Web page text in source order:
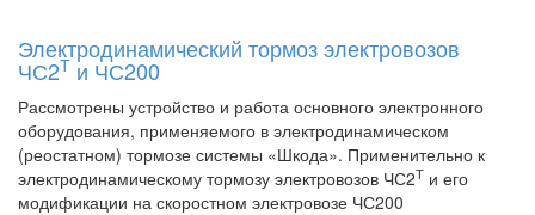
Электродинамический тормоз электровозов
ЧС2Т и ЧС200
Рассмотрены устройство и работа основного электронного
оборудования, применяемого в электродинамическом
(реостатном) тормозе системы «Шкода». Применительно к
электродинамическому тормозу электровозов ЧС2Т и его
модификации на скоростном электровозе ЧС200